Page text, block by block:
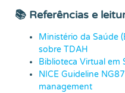
📚 Referências e
Ministério da Saúde
sobre TDAH
Biblioteca Virtual em
NICE Guideline
management